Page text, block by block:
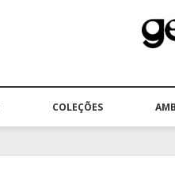
COLEÇÕES